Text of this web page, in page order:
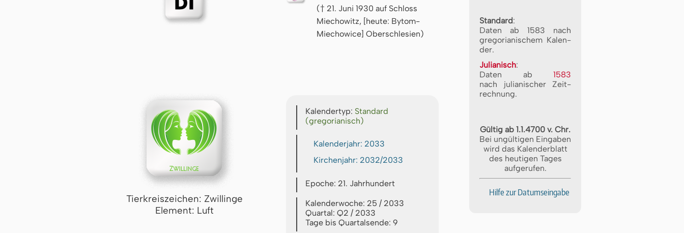
(† 21. Juni 1930 auf Schloss
Miechowitz, [heute: Bytom-
Miechowice] Oberschlesien)
Tierkreiszeichen: Zwillinge
Element: Luft
Kalendertyp: Standard
(gregorianisch)
Kalenderjahr: 2033
Kirchenjahr: 2032/2033
Epoche: 21. Jahrhundert
Kalenderwoche: 25 / 2033
Quartal: Q2 / 2033
Tage bis Quartalsende: 9
Standard:
Daten ab 1583 nach
gre­go­ri­a­ni­schem Ka­len­
der.
Julianisch:
Daten ab 1583
nach ju­li­a­ni­scher Zeit­
rech­nung.
Gültig ab 1.1.4700 v. Chr.
Bei ungültigen Eingaben
wird das Kalenderblatt
des heutigen Tages
aufgerufen.
Hilfe zur Datumseingabe